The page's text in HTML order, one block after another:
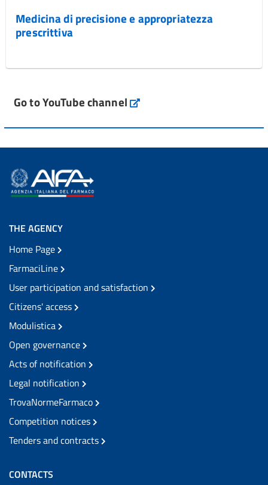
Medicina di precisione e appropriatezza
prescrittiva
Go to YouTube channel
THE AGENCY
Home Page
FarmaciLine
User participation and satisfaction
Citizens' access
Modulistica
Open governance
Acts of notification
Legal notification
TrovaNormeFarmaco
Competition notices
Tenders and contracts
CONTACTS